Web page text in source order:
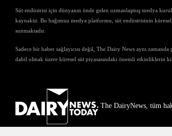
Süt endüstrisi için dünyanın önde gelen uzmanlaşmış medya
kaynaktır. Bu bağımsız medya platformu, süt endüstrisinin
sunmaktadır.
Sadece bir haber sağlayıcısı değil, The Dairy News aynı
dahil olmak üzere küresel süt piyasasındaki önemli etkinliklerin
The DairyNews, tüm